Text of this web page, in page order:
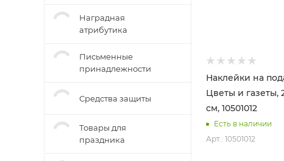
Наклейки на
Цветы и газеты,
см, 10501012
Есть в наличии
Арт.: 10501012
Наградная
атрибутика
Письменные
принадлежности
Средства защиты
Товары для
праздника